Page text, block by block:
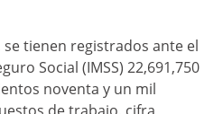
tienen registrados ante el
Social (IMSS) 22,691,750
noventa y un mil